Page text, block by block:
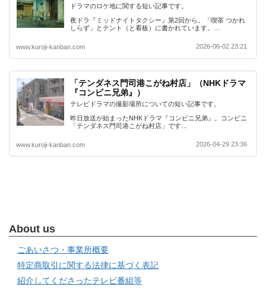
ドラマのロケ地に関する短い記事です。
夜ドラ『ミッドナイトタクシー』第2回から。「喫茶 つかれ
しらず」とテント（と看板）に書かれています。…
www.kuroji-kanban.com 2026-06-02 23:21
「テンダネス門司港こがね村店」（NHKドラマ
『コンビニ兄弟』）
テレビドラマの撮影場所についての短い記事です。
昨日放送が始まったNHKドラマ『コンビニ兄弟』。コンビニ
「テンダネス門司港こがね村店」です…
www.kuroji-kanban.com 2026-04-29 23:36
About us
ごあいさつ・事業所概要
特定商取引に関する法律に基づく表記
紹介してくださったテレビ番組等